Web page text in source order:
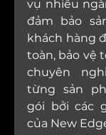
vụ nhiều
đảm bảo
khách hàng
toàn, bảo vệ
chuyên
từng sản
gói bởi các
của New